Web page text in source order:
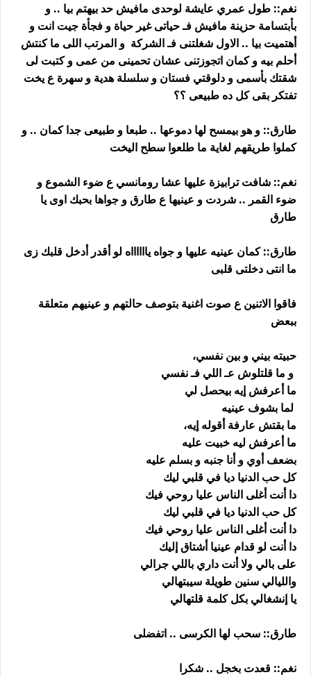
نغم:: طول عمري عايشة لوحدى مافيش حد بيهتم بيا .. و
بأبتسامة حزينة مافيش فـ حياتى غير حياة و فجأة جيت انت و
أهتميت بيا .. الاول شغلتنى فـ الشركة و المرتب اللى ما كنتش
أحلم بيه و كمان اتجوزتنى عشان تحمينى من عمى و كتبت لى
شقتك بأسمى و دلوقتي فستان و سلسلة هدية و سهرة ع يخت
تفتكر بقى كل ده طبيعى ؟؟
طارق:: و هو بيمسح لها دموعها .. طبعا و طبيعى جدا كمان .. و
كملوا طريقهم لغاية ما طلعوا سطح اليخت
نغم:: شافت ترابيزة عليها عشا رومانسي ع ضوء الشموع و
ضوء القمر .. شردت و عينيها ع طارق و جواها بحبك اوى يا
طارق
طارق:: كمان عينيه عليها و جواه يااااااه لو أقدر أدخل قلبك زى
ما انتى دخلتى قلبى
فاقوا الاتنين ع صوت اغنية بتوصف حالتهم و عينيهم متعلقة
ببعض
حبيته بيني و بين نفسي،
و ما قلتلوش عـ اللي فـ نفسي
ما أعرفش إيه بيحصل لي
لما بشوف عينيه
ما بقتش عارفة أقوله إيه،
ما أعرفش ليه خبيت عليه
بضعف أوي و أنا جنبه و بسلم عليه
كل حب الدنيا ديا في قلبي ليك
دا أنت أغلى الناس عليا روحي فيك
كل حب الدنيا ديا في قلبي ليك
دا أنت أغلى الناس عليا روحي فيك
دا أنت لو قدام عينيا أشتاق إليك
على بالي ولا أنت داري باللي جرالي
والليالي سنين طويلة سيبتهالي
يا إنشغالي بكل كلمة قلتهالي
طارق:: سحب لها الكرسى .. اتفضلى
نغم:: قعدت بخجل .. شكرا